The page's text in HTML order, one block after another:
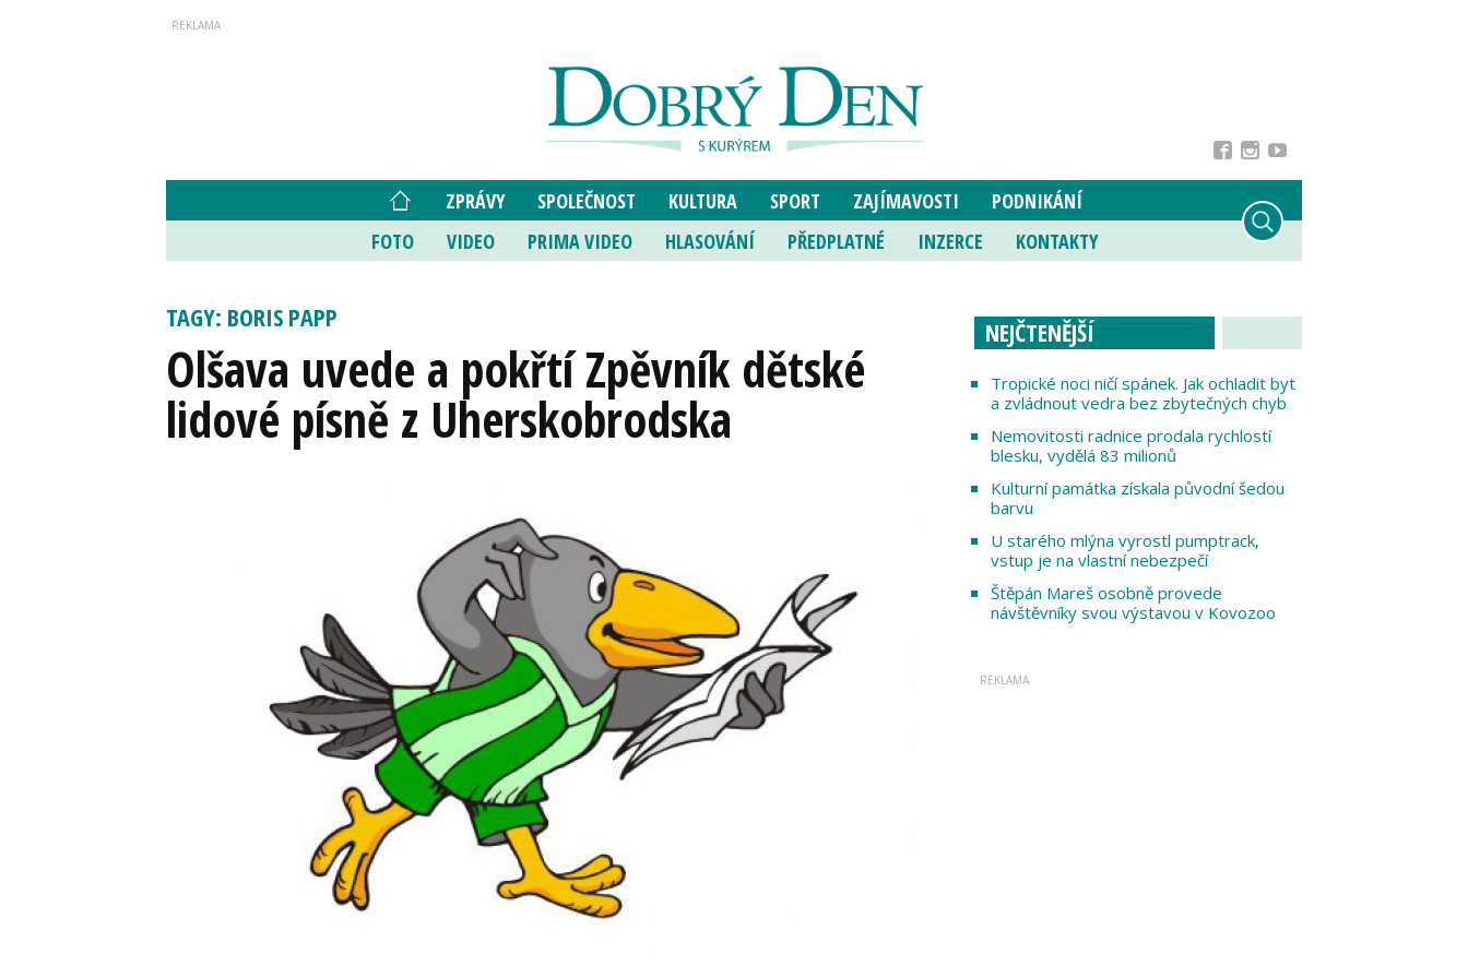
ZPRÁVY SPOLEČNOST KULTURA SPORT ZAJÍMAVOSTI
PODNIKÁNÍ
FOTO
VIDEO PRIMA VIDEO HLASOVÁNÍ PŘEDPLATNÉ INZERCE KONTAKTY
TAGY: BORIS PAPP
Olšava uvede a pokřtí Zpěvník dětské
lidové písně z Uherskobrodska
NEJČTENĚJŠÍ
Tropické noci ničí spánek. Jak ochladit byt
a zvládnout vedra bez zbytečných chyb
Nemovitosti radnice prodala rychlostí
blesku, vydělá 83 milionů
Kulturní památka získala původní šedou
barvu
U starého mlýna vyrostl pumptrack,
vstup je na vlastní nebezpečí
Štěpán Mareš osobně provede
návštěvníky svou výstavou v Kovozoo